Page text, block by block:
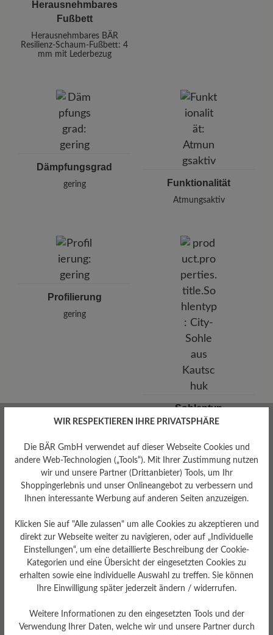
Herausnehmbares
Fußbett
Herausnehmbares BÄR
Resilienz-Schaum-Fußbett: 4
mm mit Lederbezug
Dämpfungsgrad
gering Funktionalität
Atmungsaktiv
Profilierung
gering
Sohlentyp
City-Sohle aus Kautschuk
Bewertungen lesen
0 von 0 Bewertungen
Durchschnittliche Bewertung
Bewerten Sie dieses Produkt!
WIR RESPEKTIEREN IHRE PRIVATSPHÄRE
Die BÄR GmbH verwendet auf dieser Webseite Cookies und
andere Web-Technologien („Tools“). Mit Ihrer Zustimmung nutzen
wir und unsere Partner (Drittanbieter) Tools, um Ihr
Shoppingerlebnis und unser Onlineangebot zu verbessern und
Ihnen interessante Werbung auf anderen Seiten anzuzeigen.
Klicken Sie auf "Alle zulassen" um alle Cookies zu akzeptieren und
direkt zur Webseite weiter zu navigieren, oder auf „Individuelle
Einstellungen“, um eine detaillierte Beschreibung der Cookie-
Kategorien und eine Übersicht der eingesetzten Cookies zu
erhalten sowie eine individuelle Auswahl zu treffen. Sie können
Ihre Einwilligung später jederzeit ändern / widerrufen.
Weitere Informationen zu den eingesetzten Tools und der
Verwendung Ihrer Daten, welche wir und unsere Partner durch